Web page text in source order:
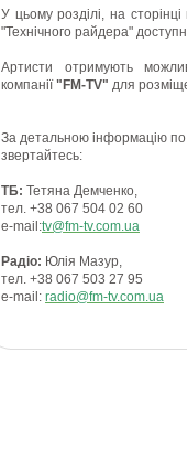
У цьому розділі, на
"Технічного райдера"
Артисти отримують
компанії"FM-TV" для
За детальною інформацію по
звертайтесь:
ТБ: Тетяна Демченко,
тел. +38 067 504 02 60
e-mail:tv@fm-tv.com.ua
Радіо: Юлія Мазур,
тел. +38 067 503 27 95
e-mail: radio@fm-tv.com.ua